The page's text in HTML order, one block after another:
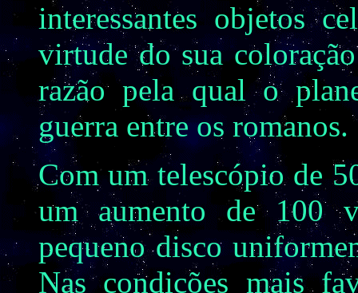
interessantes objetos
virtude do sua
razão pela qual o
guerra entre os romanos.
Com um telescópio de
um aumento de 100
pequeno disco
Nas condições mais